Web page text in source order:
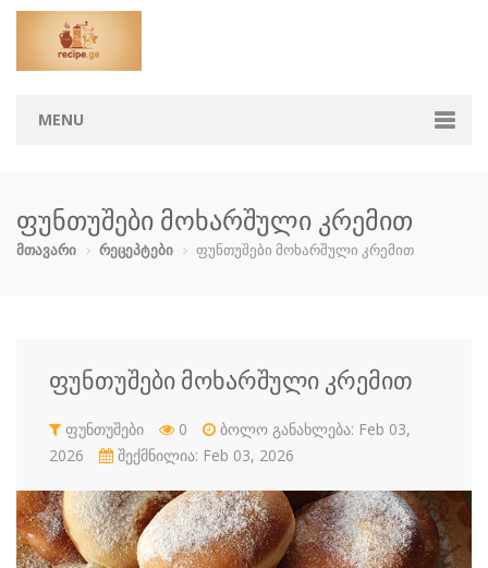
MENU
კატეგორიები
კოქტეილები მაკარონი მურაბები დ…
ნამცხვრები ნაყინი პიცა
რძის პროდუ… სალათი სასმელები სოუსი
სუპები სუში ტკბილეული ფასტ ფუდი
ფუნთუშები მოხარშული კრემით
მთავარი რეცეპტები ფუნთუშები მოხარშული კრემით
ფუნთუშები მოხარშული კრემით
ფუნთუშები 0
ბოლო განახლება: Feb 03,
2026
შექმნილია: Feb 03, 2026